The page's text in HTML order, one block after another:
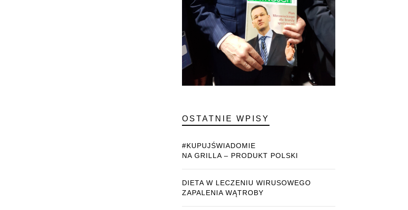
OSTATNIE WPISY
#KUPUJŚWIADOMIE
NA GRILLA – PRODUKT POLSKI
DIETA W LECZENIU WIRUSOWEGO
ZAPALENIA WĄTROBY